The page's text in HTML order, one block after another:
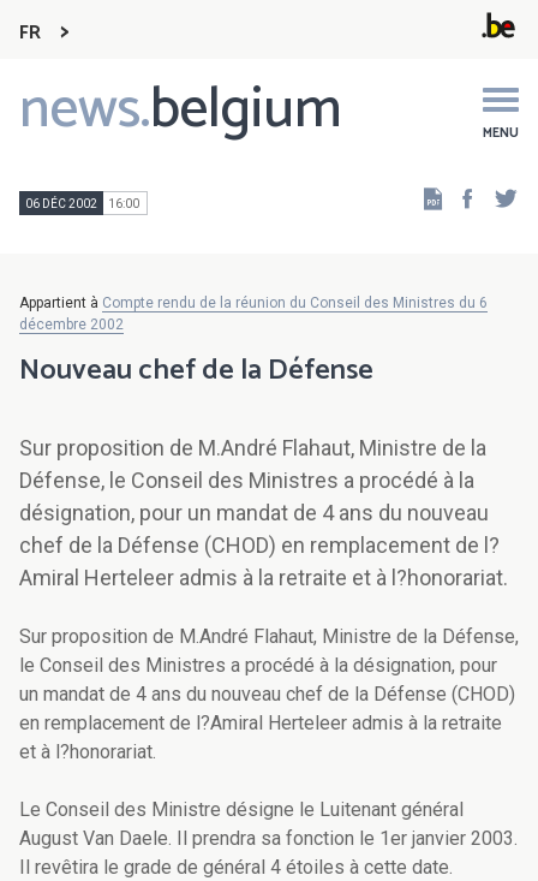
FR
news.belgium MENU
Main
navigation
06 DÉC 2002 16:00
Appartient à Compte rendu de la réunion du Conseil des Ministres du 6
décembre 2002
Nouveau chef de la Défense
Sur proposition de M.André Flahaut, Ministre de la
Défense, le Conseil des Ministres a procédé à la
désignation, pour un mandat de 4 ans du nouveau
chef de la Défense (CHOD) en remplacement de l?
Amiral Herteleer admis à la retraite et à l?honorariat.
Sur proposition de M.André Flahaut, Ministre de la Défense,
le Conseil des Ministres a procédé à la désignation, pour
un mandat de 4 ans du nouveau chef de la Défense (CHOD)
en remplacement de l?Amiral Herteleer admis à la retraite
et à l?honorariat.
Le Conseil des Ministre désigne le Luitenant général
August Van Daele. Il prendra sa fonction le 1er janvier 2003.
Il revêtira le grade de général 4 étoiles à cette date.